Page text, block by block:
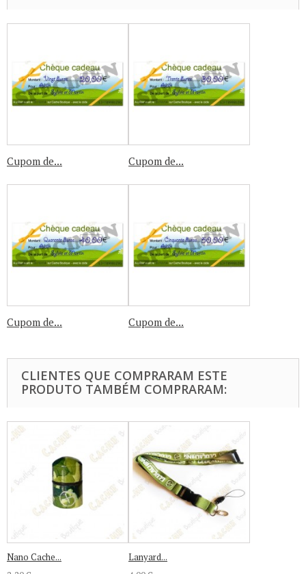
Cupom de... Cupom de...
Cupom de... Cupom de...
CLIENTES QUE COMPRARAM ESTE
PRODUTO TAMBÉM COMPRARAM:
Nano Cache...
Lanyard...